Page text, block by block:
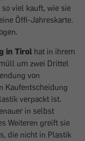
viel kauft, wie sie
Öffi-Jahreskarte.
in Tirol hat in ihrem
um zwei Drittel
von
Kaufentscheidung
verpackt ist.
in selbst
Weiteren greift sie
die nicht in Plastik